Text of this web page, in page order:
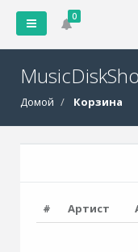
0
Домой Корзина
# Артист